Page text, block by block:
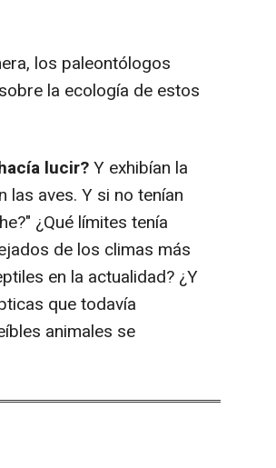
los paleontólogos
la ecología de estos
lucir?Y exhibían la
aves. Y si no tenían
¿Qué límites tenía
de los climas más
en la actualidad? ¿Y
que todavía
animales se